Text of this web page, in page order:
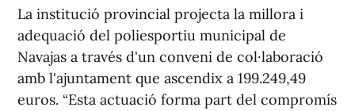
La institució provincial projecta la millora i
adequació del poliesportiu municipal de
Navajas a través d'un conveni de col·laboració
amb l'ajuntament que ascendix a 199.249,49
euros. “Esta actuació forma part del compromís